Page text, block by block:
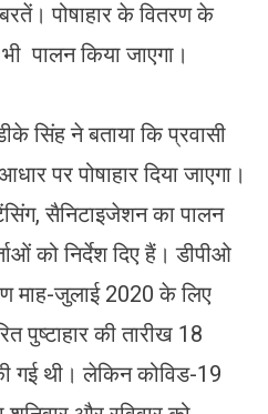
पोषाहार के वितरण के
पालन किया जाएगा।
सिंह ने बताया कि प्रवासी
पर पोषाहार दिया जाएगा।
सैनिटाइजेशन का पालन
को निर्देश दिए हैं। डीपीओ
माह-जुलाई 2020 के लिए
पुष्टाहार की तारीख 18
गई थी। लेकिन कोविड-19